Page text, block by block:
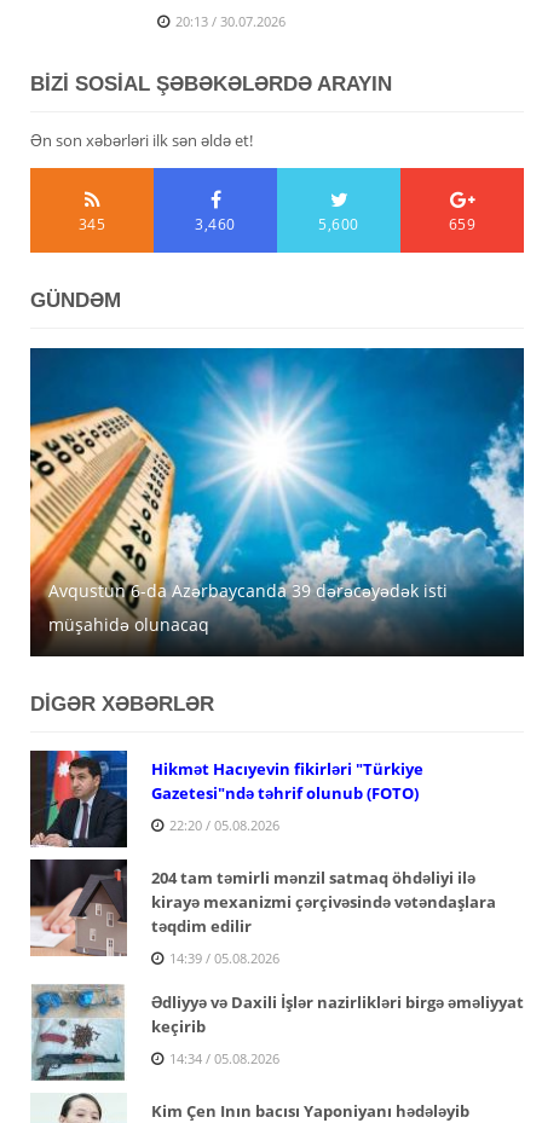
20:13 / 30.07.2026
BİZİ SOSİAL ŞƏBƏKƏLƏRDƏ ARAYIN
Ən son xəbərləri ilk sən əldə et!
345 3,460 5,600 659
GÜNDƏM
Avqustun 6-da Azərbaycanda 39 dərəcəyədək isti
müşahidə olunacaq
Azərbaycanda avqustun 5-nə gözlənilən hava şəraiti
açıqlanıb
MİDA Lənkəran, Şirvan və Yevlaxda güzəştli mənzilləri
satışa çıxarır
DİGƏR XƏBƏRLƏR
Hikmət Hacıyevin fikirləri "Türkiye
Gazetesi"ndə təhrif olunub (FOTO)
22:20 / 05.08.2026
204 tam təmirli mənzil satmaq öhdəliyi ilə
kirayə mexanizmi çərçivəsində vətəndaşlara
təqdim edilir
14:39 / 05.08.2026
Ədliyyə və Daxili İşlər nazirlikləri birgə əməliyyat
keçirib
14:34 / 05.08.2026
Kim Çen Inın bacısı Yaponiyanı hədələyib